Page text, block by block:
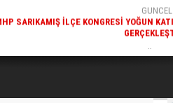
GEZI TURU, SPORSEVERLERI BIR ARAYA